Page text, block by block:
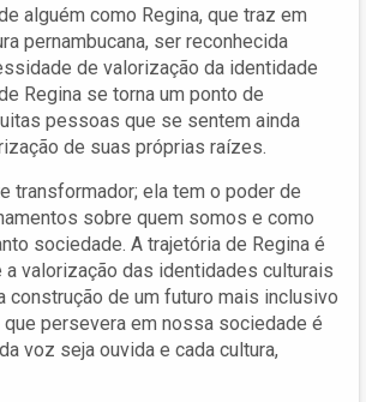
alguém como Regina, que traz em
pernambucana, ser reconhecida
de valorização da identidade
Regina se torna um ponto de
pessoas que se sentem ainda
de suas próprias raízes.
transformador; ela tem o poder de
sobre quem somos e como
sociedade. A trajetória de Regina é
a valorização das identidades culturais
construção de um futuro mais inclusivo
persevera em nossa sociedade é
voz seja ouvida e cada cultura,